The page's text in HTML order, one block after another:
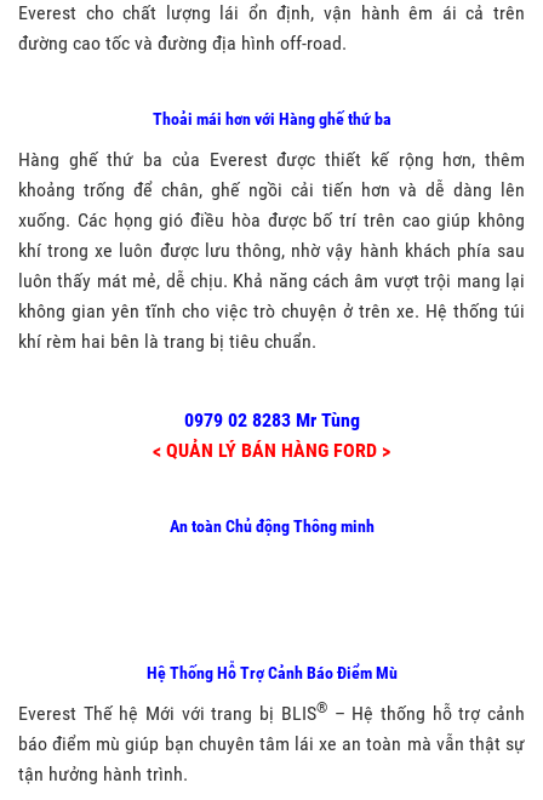
Everest cho chất lượng lái ổn định, vận hành êm ái cả trên
đường cao tốc và đường địa hình off-road.
Thoải mái hơn với Hàng ghế thứ ba
Hàng ghế thứ ba của Everest được thiết kế rộng hơn, thêm
khoảng trống để chân, ghế ngồi cải tiến hơn và dễ dàng lên
xuống. Các họng gió điều hòa được bố trí trên cao giúp không
khí trong xe luôn được lưu thông, nhờ vậy hành khách phía sau
luôn thấy mát mẻ, dễ chịu. Khả năng cách âm vượt trội mang lại
không gian yên tĩnh cho việc trò chuyện ở trên xe. Hệ thống túi
khí rèm hai bên là trang bị tiêu chuẩn.
0979 02 8283 Mr Tùng
< QUẢN LÝ BÁN HÀNG FORD >
An toàn Chủ động Thông minh
Hệ Thống Hỗ Trợ Cảnh Báo Điểm Mù
Everest Thế hệ Mới với trang bị BLIS®– Hệ thống hỗ trợ cảnh
báo điểm mù giúp bạn chuyên tâm lái xe an toàn mà vẫn thật sự
tận hưởng hành trình.